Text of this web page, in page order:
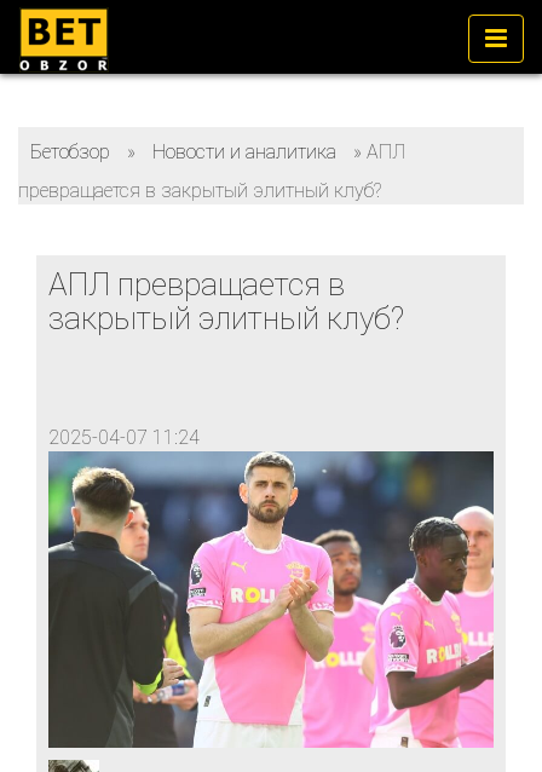
Бетобзор » Новости и аналитика » АПЛ
превращается в закрытый элитный клуб?
АПЛ превращается в
закрытый элитный клуб?
2025-04-07 11:24